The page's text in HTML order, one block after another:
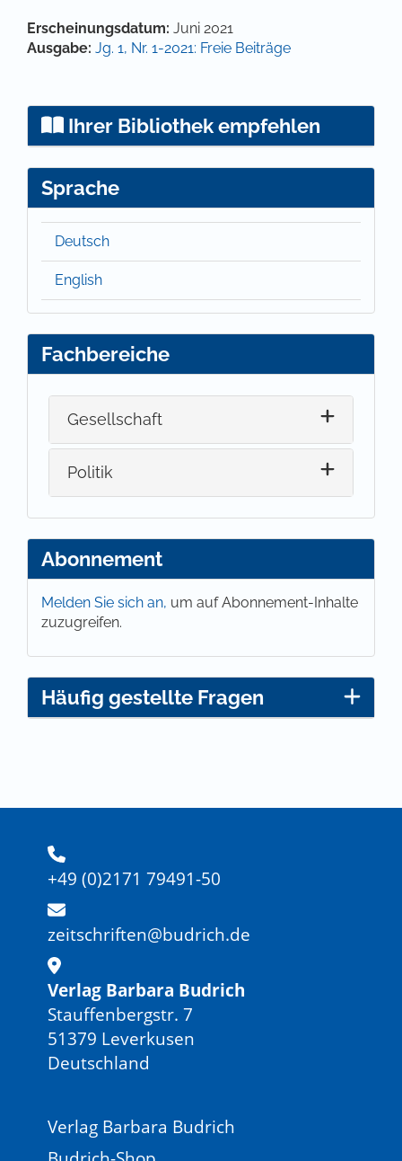
Artikel-Details
Erscheinungsdatum: Juni 2021
Ausgabe: Jg. 1, Nr. 1-2021: Freie Beiträge
Ihrer Bibliothek empfehlen
Sprache
Deutsch
English
Fachbereiche
Gesellschaft
Politik
Abonnement
Melden Sie sich an, um auf Abonnement-Inhalte
zuzugreifen.
Häufig gestellte Fragen
+49 (0)2171 79491-50
zeitschriften@budrich.de
Verlag Barbara Budrich
Stauffenbergstr. 7
51379 Leverkusen
Deutschland
Verlag Barbara Budrich